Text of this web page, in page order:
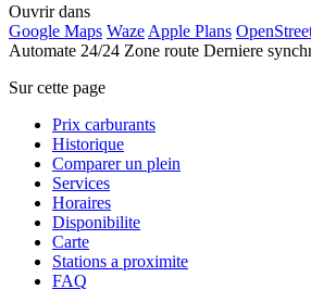
Ouvrir dans
Google Maps Waze Apple Plans
Automate 24/24 Zone route Derniere
Sur cette page
Prix carburants
Historique
Comparer un plein
Services
Horaires
Disponibilite
Carte
Stations a proximite
FAQ